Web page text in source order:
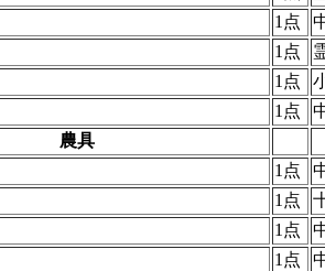
1点
1点
1点
1点
農具
1点
1点
1点
1点